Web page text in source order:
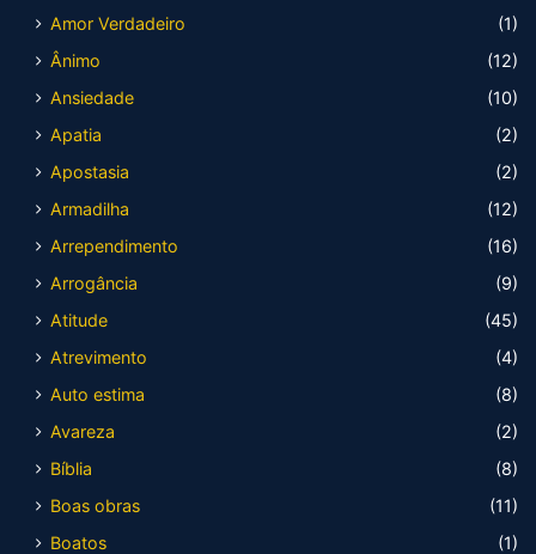
Amor Verdadeiro
(1)
Ânimo
(12)
Ansiedade
(10)
Apatia
(2)
Apostasia
(2)
Armadilha
(12)
Arrependimento
(16)
Arrogância
(9)
Atitude
(45)
Atrevimento
(4)
Auto estima
(8)
Avareza
(2)
Bíblia
(8)
Boas obras
(11)
Boatos
(1)